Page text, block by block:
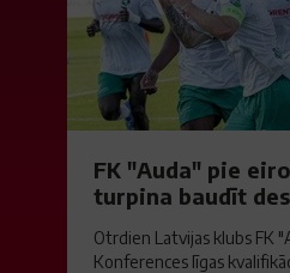
FK "Auda" pie
turpina baudīt
Otrdien Latvijas klubs FK
Konferences līgas